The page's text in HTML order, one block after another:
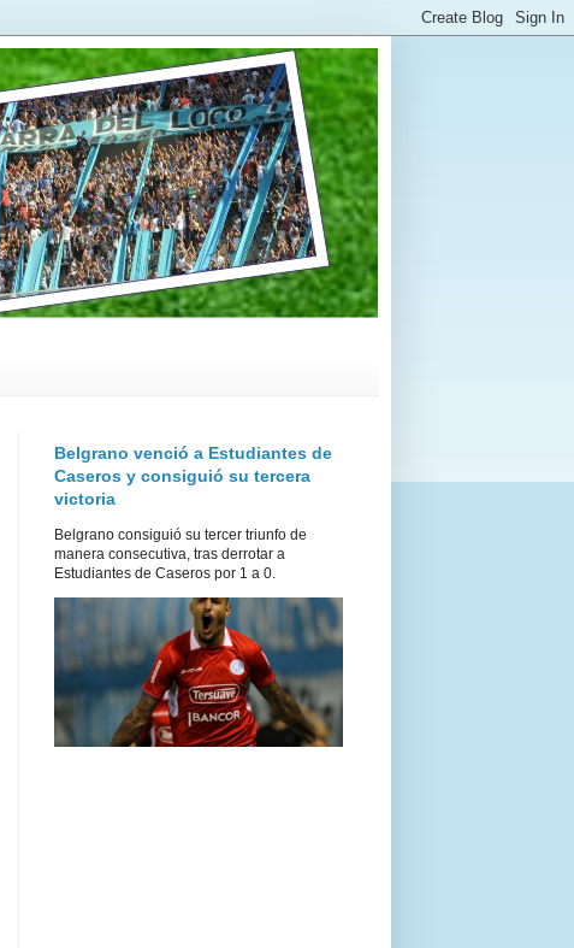
Belgrano venció a Estudiantes de
Caseros y consiguió su tercera
victoria
Belgrano consiguió su tercer triunfo de
manera consecutiva, tras derrotar a
Estudiantes de Caseros por 1 a 0.